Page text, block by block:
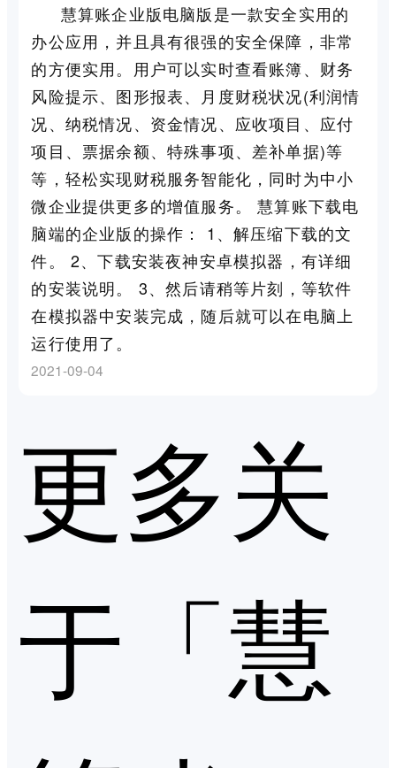
慧算账企业版电脑版是一款安全实用的
办公应用，并且具有很强的安全保障，非常
的方便实用。用户可以实时查看账簿、财务
风险提示、图形报表、月度财税状况(利润情
况、纳税情况、资金情况、应收项目、应付
项目、票据余额、特殊事项、差补单据)等
等，轻松实现财税服务智能化，同时为中小
微企业提供更多的增值服务。 慧算账下载电
脑端的企业版的操作： 1、解压缩下载的文
件。 2、下载安装夜神安卓模拟器，有详细
的安装说明。 3、然后请稍等片刻，等软件
在模拟器中安装完成，随后就可以在电脑上
运行使用了。
2021-09-04
更多关
于「慧